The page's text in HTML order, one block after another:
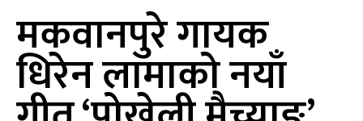
मकवानपुरे गायक
धिरेन लामाको नयाँ